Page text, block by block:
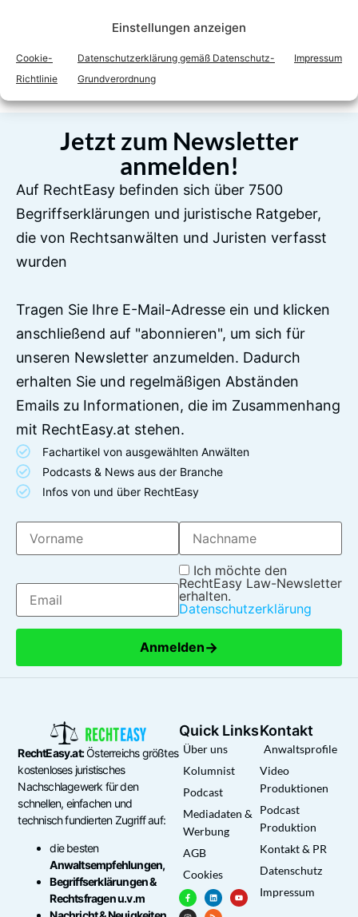
Einstellungen anzeigen
Cookie-
Richtlinie
Datenschutzerklärung gemäß Datenschutz-
Grundverordnung
Impressum
LinkedIn WhatsApp
Jetzt zum Newsletter
anmelden!
Auf RechtEasy befinden sich über 7500
Begriffserklärungen und juristische Ratgeber,
die von Rechtsanwälten und Juristen verfasst
wurden
Tragen Sie Ihre E-Mail-Adresse ein und klicken
anschließend auf "abonnieren", um sich für
unseren Newsletter anzumelden. Dadurch
erhalten Sie und regelmäßigen Abständen
Emails zu Informationen, die im Zusammenhang
mit RechtEasy.at stehen.
Fachartikel von ausgewählten Anwälten
Podcasts & News aus der Branche
Infos von und über RechtEasy
Ich möchte den
RechtEasy Law-Newsletter
erhalten.
Datenschutzerklärung
Anmelden→
RechtEasy.at:Österreichs größtes
kostenloses juristisches
Nachschlagewerk für den
schnellen, einfachen und
technisch fundierten Zugriff auf:
die besten
Anwaltsempfehlungen,
Begriffserklärungen &
Rechtsfragen u.v.m
Quick Links
Über uns
Kolumnist
Podcast
Mediadaten &
Werbung
AGB
Cookies
Kontakt
Anwaltsprofile
Video
Produktionen
Podcast
Produktion
Kontakt & PR
Datenschutz
Impressum